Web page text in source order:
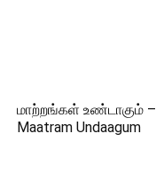
மாற்றங்கள் உண்டாகும் –
Maatram Undaagum